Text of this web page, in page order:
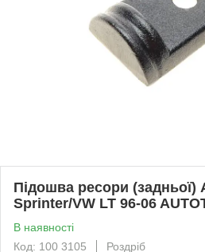
Підошва ресори (задньої)
Sprinter/VW LT 96-06
В наявності
Код: 100 3105
Роздріб